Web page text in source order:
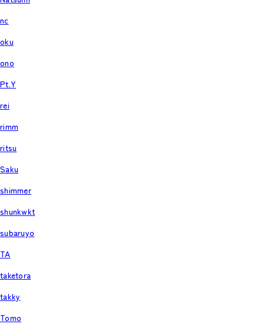
nc
oku
ono
Pt.Y
rei
rimm
ritsu
Saku
shimmer
shunkwkt
subaruyo
TA
taketora
takky
Tomo